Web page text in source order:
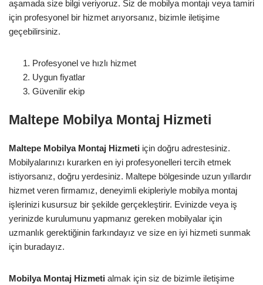
aşamada size bilgi veriyoruz. Siz de mobilya montajı veya tamiri
için profesyonel bir hizmet arıyorsanız, bizimle iletişime
geçebilirsiniz.
Profesyonel ve hızlı hizmet
Uygun fiyatlar
Güvenilir ekip
Maltepe Mobilya Montaj Hizmeti
Maltepe Mobilya Montaj Hizmeti için doğru adrestesiniz.
Mobilyalarınızı kurarken en iyi profesyonelleri tercih etmek
istiyorsanız, doğru yerdesiniz. Maltepe bölgesinde uzun yıllardır
hizmet veren firmamız, deneyimli ekipleriyle mobilya montaj
işlerinizi kusursuz bir şekilde gerçekleştirir. Evinizde veya iş
yerinizde kurulumunu yapmanız gereken mobilyalar için
uzmanlık gerektiğinin farkındayız ve size en iyi hizmeti sunmak
için buradayız.
Mobilya Montaj Hizmeti almak için siz de bizimle iletişime